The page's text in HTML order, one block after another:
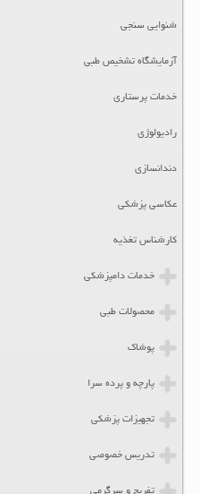
شنوایی سنجی
آزمایشگاه تشخیص طبی
خدمات پرستاری
رادیولوژی
دندانسازی
عکاسی پزشکی
کارشناس تغذیه
خدمات دامپزشکی
محصولات طبی
پوشاک
پارچه و پرده سرا
تجهیزات پزشکی
تدریس خصوصی
تفریح و سرگرمی